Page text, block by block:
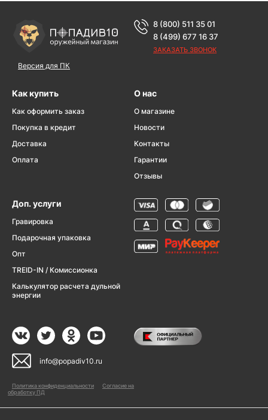
Версия для ПК
8 (800) 511 35 01
8 (499) 677 16 37
ЗАКАЗАТЬ ЗВОНОК
Как купить
Как оформить заказ
Покупка в кредит
Доставка
Оплата
О нас
О магазине
Новости
Контакты
Гарантии
Отзывы
Доп. услуги
Гравировка
Подарочная упаковка
Опт
TREID-IN / Комиссионка
Калькулятор расчета дульной
энергии
info@popadiv10.ru
Политика конфиденциальности
Согласие на
обработку ПД